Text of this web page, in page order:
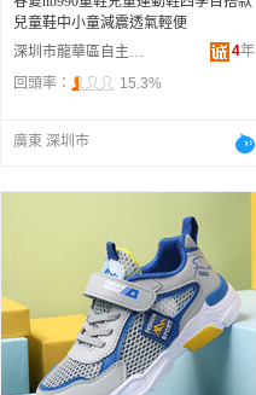
兒童鞋中小童減震透氣輕便
深圳市龍華區自主耐尅三葉草童品鞋服商行
4年
回頭率：
15.3%
廣東 深圳市